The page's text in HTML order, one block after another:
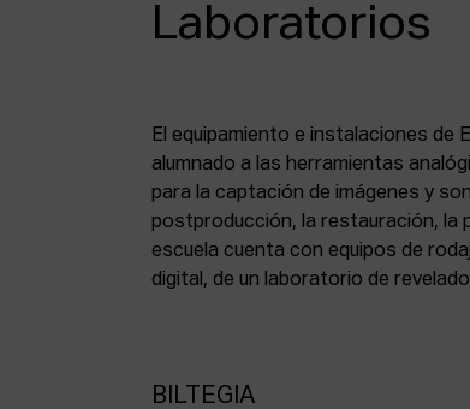
Laboratorios
El equipamiento e instalaciones de
alumnado a las herramientas
para la captación de imágenes y
postproducción, la restauración, la
escuela cuenta con equipos de
digital, de un laboratorio de
fotoquímico, de un estudio de
digital, de puestos de digitalización
puesto de digitalización de
BILTEGIA